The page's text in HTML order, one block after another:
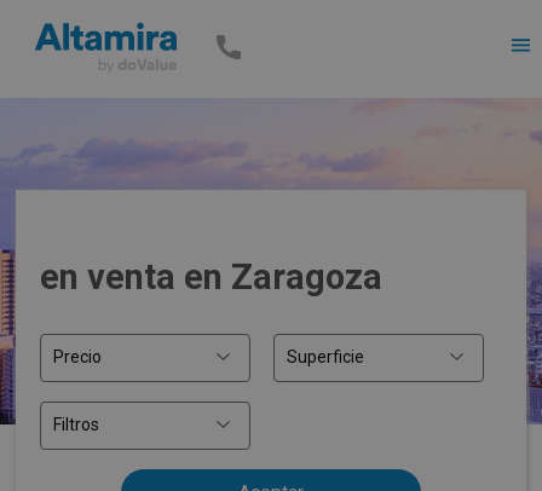
en venta en Zaragoza
Precio Superficie
Filtros